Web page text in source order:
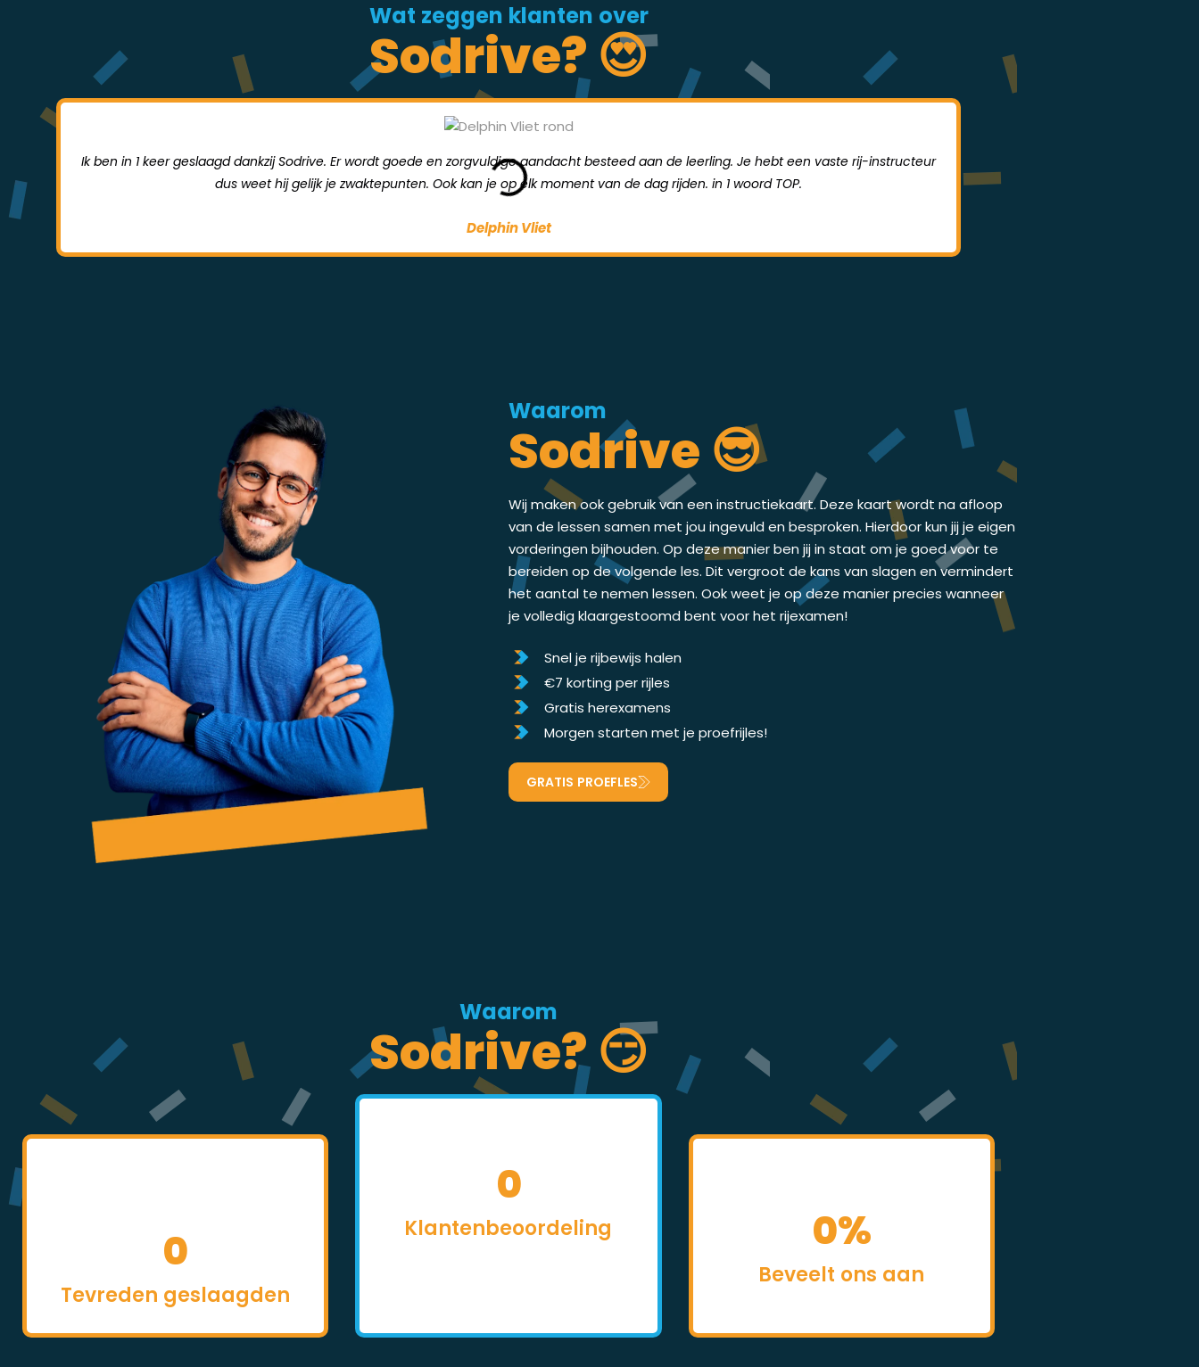
Wat zeggen klanten over
Sodrive? 😍
Ik ben in 1 keer geslaagd dankzij Sodrive. Er wordt goede en zorgvuldige aandacht besteed aan de leerling. Je hebt een vaste rij-instructeur
dus weet hij gelijk je zwaktepunten. Ook kan je op elk moment van de dag rijden. in 1 woord TOP.
Delphin Vliet
Waarom
Sodrive 😎
Wij maken ook gebruik van een instructiekaart. Deze kaart wordt na afloop
van de lessen samen met jou ingevuld en besproken. Hierdoor kun jij je eigen
vorderingen bijhouden. Op deze manier ben jij in staat om je goed voor te
bereiden op de volgende les. Dit vergroot de kans van slagen en vermindert
het aantal te nemen lessen. Ook weet je op deze manier precies wanneer
je volledig klaargestoomd bent voor het rijexamen!
Snel je rijbewijs halen
€7 korting per rijles
Gratis herexamens
Morgen starten met je proefrijles!
GRATIS PROEFLES
Waarom
Sodrive? 😏
Tevreden geslaagden
0 Klantenbeoordeling
0
Beveelt ons aan
0%